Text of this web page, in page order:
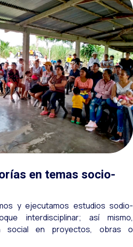
en temas socio-
y ejecutamos estudios sodio-
interdisciplinar; así mismo,
social en proyectos, obras o